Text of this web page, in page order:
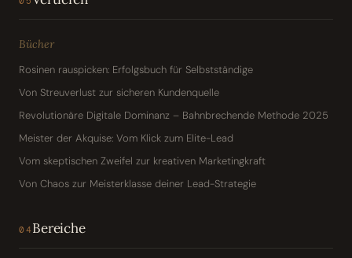
Bücher
Rosinen rauspicken: Erfolgsbuch für Selbstständige
Von Streuverlust zur sicheren Kundenquelle
Revolutionäre Digitale Dominanz – Bahnbrechende Methode 2025
Meister der Akquise: Vom Klick zum Elite-Lead
Vom skeptischen Zweifel zur kreativen Marketingkraft
Von Chaos zur Meisterklasse deiner Lead-Strategie
04Bereiche